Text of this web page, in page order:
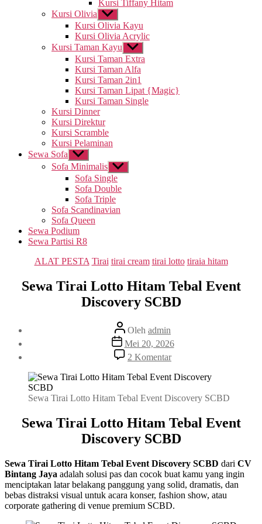
Kursi Tiffany Hitam
Kursi Olivia Tampilkan
sub
menu
Kursi Olivia Kayu
Kursi Olivia Acrylic
Kursi Taman Kayu Tampilkan
sub
menu
Kursi Taman Extra
Kursi Taman Alfa
Kursi Taman 2in1
Kursi Taman Lipat {Magic}
Kursi Taman Single
Kursi Dinner
Kursi Direktur
Kursi Scramble
Kursi Pelaminan
Sewa Sofa Tampilkan
sub
menu
Sofa Minimalis Tampilkan
sub
menu
Sofa Single
Sofa Double
Sofa Triple
Sofa Scandinavian
Sofa Queen
Sewa Podium
Sewa Partisi R8
Kategori
ALAT PESTA Tirai tirai cream tirai lotto tiraia hitam
Sewa Tirai Lotto Hitam Tebal Event
Discovery SCBD
Penulis
artikel
Oleh admin
Tanggal
artikel
Mei 20, 2026
2 Komentarpada
Sewa
Tirai
Hitam
Event
Discovery
SCBD
Sewa Tirai Lotto Hitam Tebal Event Discovery SCBD
Sewa Tirai Lotto Hitam Tebal Event
Discovery SCBD
Sewa Tirai Lotto Hitam Tebal Event Discovery SCBD dari CV
Bintang Jaya adalah solusi pas dan cocok buat kamu yang ingin
menciptakan latar belakang panggung yang solid, dramatis, dan
bebas distraksi visual untuk acara konser, fashion show, atau
corporate gathering di venue premium SCBD.